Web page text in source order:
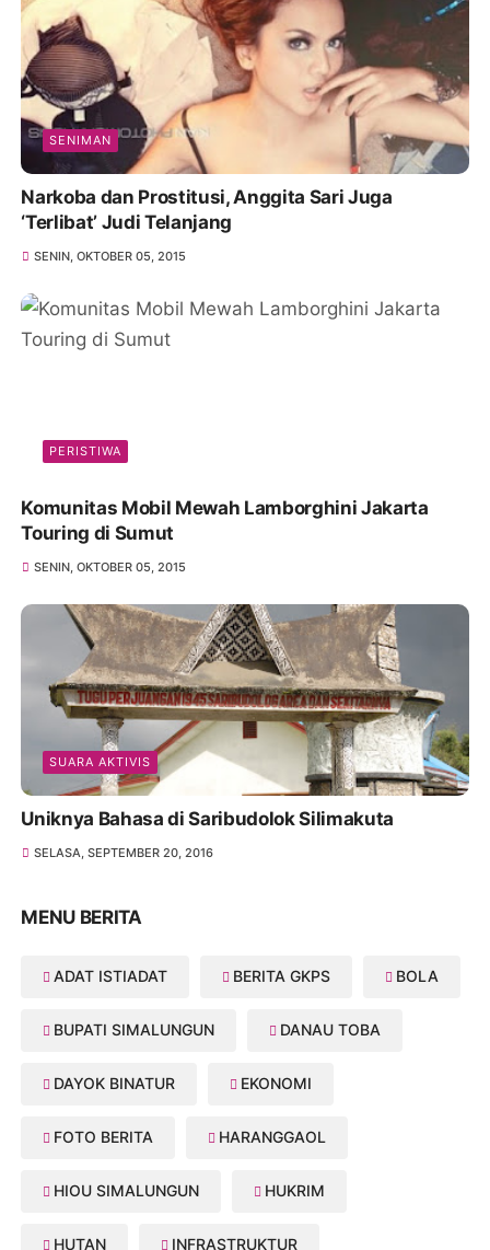
SENIMAN
Narkoba dan Prostitusi, Anggita Sari Juga
‘Terlibat’ Judi Telanjang
SENIN, OKTOBER 05, 2015
PERISTIWA
Komunitas Mobil Mewah Lamborghini Jakarta
Touring di Sumut
SENIN, OKTOBER 05, 2015
SUARA AKTIVIS
Uniknya Bahasa di Saribudolok Silimakuta
SELASA, SEPTEMBER 20, 2016
MENU BERITA
ADAT ISTIADAT BERITA GKPS BOLA
BUPATI SIMALUNGUN DANAU TOBA
DAYOK BINATUR EKONOMI
FOTO BERITA HARANGGAOL
HIOU SIMALUNGUN HUKRIM
HUTAN INFRASTRUKTUR